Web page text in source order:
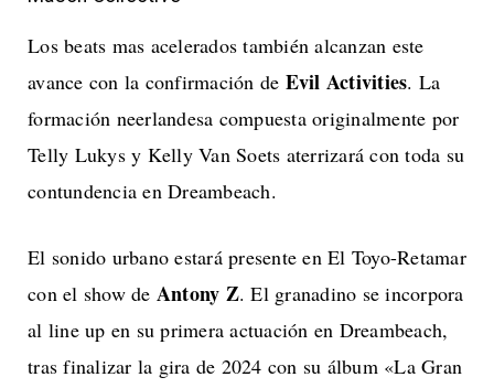
Los beats mas acelerados también alcanzan este
avance con la confirmación de Evil Activities. La
formación neerlandesa compuesta originalmente por
Telly Lukys y Kelly Van Soets aterrizará con toda su
contundencia en Dreambeach.
El sonido urbano estará presente en El Toyo-Retamar
con el show de Antony Z. El granadino se incorpora
al line up en su primera actuación en Dreambeach,
tras finalizar la gira de 2024 con su álbum «La Gran